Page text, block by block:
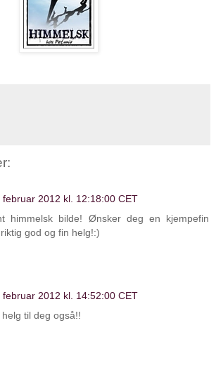
februar 2012 kl. 12:18:00 CET
himmelsk bilde! Ønsker deg en kjempefin
god og fin helg!:)
februar 2012 kl. 14:52:00 CET
til deg også!!